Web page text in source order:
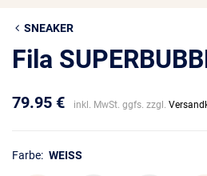
SNEAKER
Fila
79.95 € inkl. MwSt. ggfs. zzgl.
Farbe: WEISS